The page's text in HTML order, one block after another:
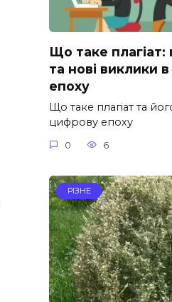
Що таке плагіат:
та нові виклики
епоху
Що таке плагіат та
цифрову епоху
0 6
РІЗНЕ